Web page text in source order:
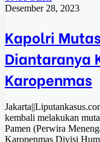
Desember 28, 2023
Kapolri
Diantaranya
Karopenmas
kembali melakukan
Pamen (Perwira
Karopenmas Divisi